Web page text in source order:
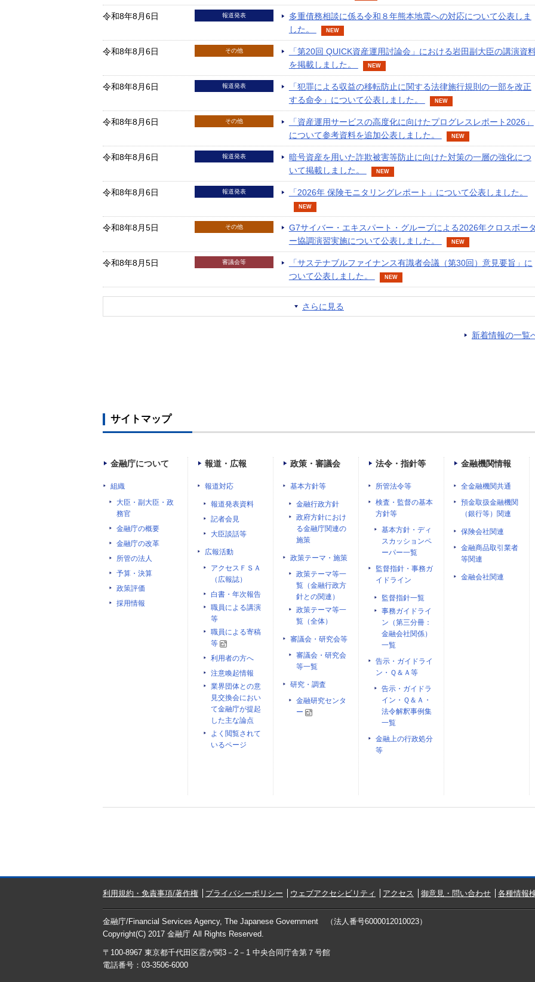
令和8年8月6日 報道発表
多重債務相談に係る令和８年熊本地震への対応について公表しま
した。
NEW
令和8年8月6日 その他
「第20回 QUICK資産運用討論会」における岩田副大臣の講演資
を掲載しました。
NEW
令和8年8月6日 報道発表
「犯罪による収益の移転防止に関する法律施行規則の一部を改正
する命令」について公表しました。
NEW
令和8年8月6日 その他
「資産運用サービスの高度化に向けたプログレスレポート2026」
について参考資料を追加公表しました。
NEW
令和8年8月6日 報道発表
暗号資産を用いた詐欺被害等防止に向けた対策の一層の強化につ
いて掲載しました。
NEW
令和8年8月6日 報道発表 「2026年 保険モニタリングレポート」について公表しました。
NEW
令和8年8月5日 その他
G7サイバー・エキスパート・グループによる2026年クロスボー
ー協調演習実施について公表しました。
NEW
令和8年8月5日 審議会等
「サステナブルファイナンス有識者会議（第30回）意見要旨」に
ついて公表しました。
NEW
さらに見る
新着情報の一覧
サイトマップ
金融庁について
組織
大臣・副大臣・政
務官
金融庁の概要
金融庁の改革
所管の法人
予算・決算
政策評価
採用情報
報道・広報
報道対応
報道発表資料
記者会見
大臣談話等
広報活動
アクセスＦＳＡ
（広報誌）
白書・年次報告
職員による講演
等
職員による寄稿
等
利用者の方へ
注意喚起情報
業界団体との意
見交換会におい
て金融庁が提起
した主な論点
よく閲覧されて
いるページ
政策・審議会
基本方針等
金融行政方針
政府方針におけ
る金融庁関連の
施策
政策テーマ・施策
政策テーマ等一
覧（金融行政方
針との関連）
政策テーマ等一
覧（全体）
審議会・研究会等
審議会・研究会
等一覧
研究・調査
金融研究センタ
ー
法令・指針等
所管法令等
検査・監督の基本
方針等
基本方針・ディ
スカッションペ
ーパー一覧
監督指針・事務ガ
イドライン
監督指針一覧
事務ガイドライ
ン（第三分冊：
金融会社関係）
一覧
告示・ガイドライ
ン・Ｑ＆Ａ等
告示・ガイドラ
イン・Ｑ＆Ａ・
法令解釈事例集
一覧
金融上の行政処分
等
金融機関情報
全金融機関共通
預金取扱金融機関
（銀行等）関連
保険会社関連
金融商品取引業者
等関連
金融会社関連
利用規約・免責事項/著作権 プライバシーポリシー ウェブアクセシビリティ アクセス 御意見・問い合わせ 各種情報
金融庁/Financial Services Agency, The Japanese Government （法人番号6000012010023）
Copyright(C) 2017 金融庁 All Rights Reserved.
〒100-8967 東京都千代田区霞が関3－2－1 中央合同庁舎第７号館
電話番号：03-3506-6000